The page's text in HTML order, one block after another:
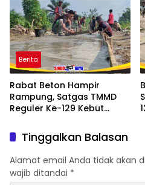
Berita
Rabat Beton Hampir
Rampung, Satgas TMMD
Reguler Ke-129 Kebut
Tinggalkan Balasan
Alamat email Anda tidak akan
wajib ditandai *